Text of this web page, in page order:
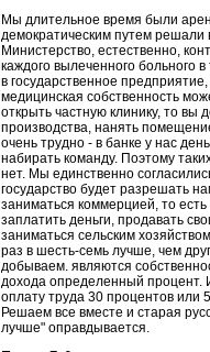
Мы длительное время были
демократическим путем решали
Министерство, естественно,
каждого вылеченного больного
в государственное
медицинская собственность
открыть частную клинику, то вы
производства, нанять
очень трудно - в банке у нас
набирать команду. Поэтому
нет. Мы единственно
государство будет разрешать
заниматься коммерцией, то
заплатить деньги, продавать
заниматься сельским
раз в шесть-семь лучше, чем
добываем. являются
дохода определенный
оплату труда 30 процентов или
Решаем все вместе и старая
лучше" оправдывается.